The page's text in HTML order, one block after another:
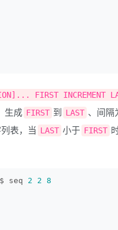
FIRST INCREMENT
生成 FIRST 到 LAST 、间隔
表，当 LAST 小于 FIRST
$ seq 2 2 8